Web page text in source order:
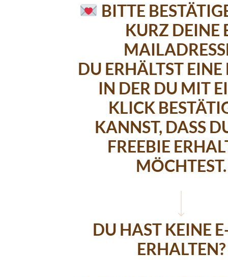
BITTE
KURZ DEINE
DU ERHÄLTST
IN DER DU MIT
KLICK
KANNST, DASS
FREEBIE
MÖCHTEST.
DU HAST KEINE
ERHALTEN?